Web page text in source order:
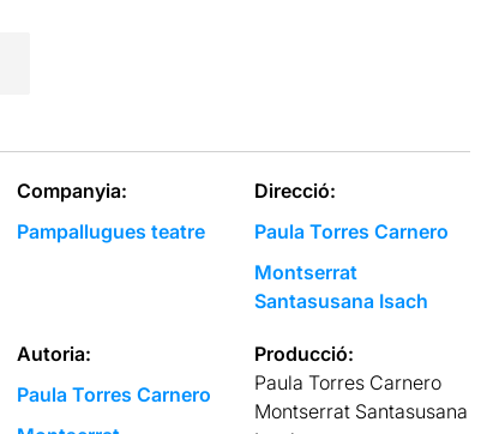
Companyia:
Pampallugues teatre
Direcció:
Paula Torres Carnero
Montserrat
Santasusana Isach
Autoria:
Paula Torres Carnero
Producció:
Paula Torres Carnero
Montserrat Santasusana